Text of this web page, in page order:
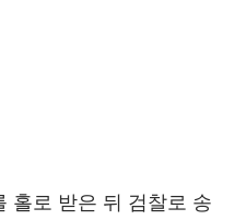
홀로 받은 뒤 검찰로 송